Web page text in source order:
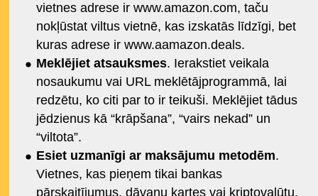
vietnes adrese ir www.amazon.com, taču
nokļūstat viltus vietnē, kas izskatās līdzīgi, bet
kuras adrese ir www.aamazon.deals.
Meklējiet atsauksmes. Ierakstiet veikala
nosaukumu vai URL meklētājprogrammā, lai
redzētu, ko citi par to ir teikuši. Meklējiet tādus
jēdzienus kā “krāpšana”, “vairs nekad” un
“viltota”.
Esiet uzmanīgi ar maksājumu metodēm.
Vietnes, kas pieņem tikai bankas
pārskaitījumus, dāvanu kartes vai kriptovalūtu,